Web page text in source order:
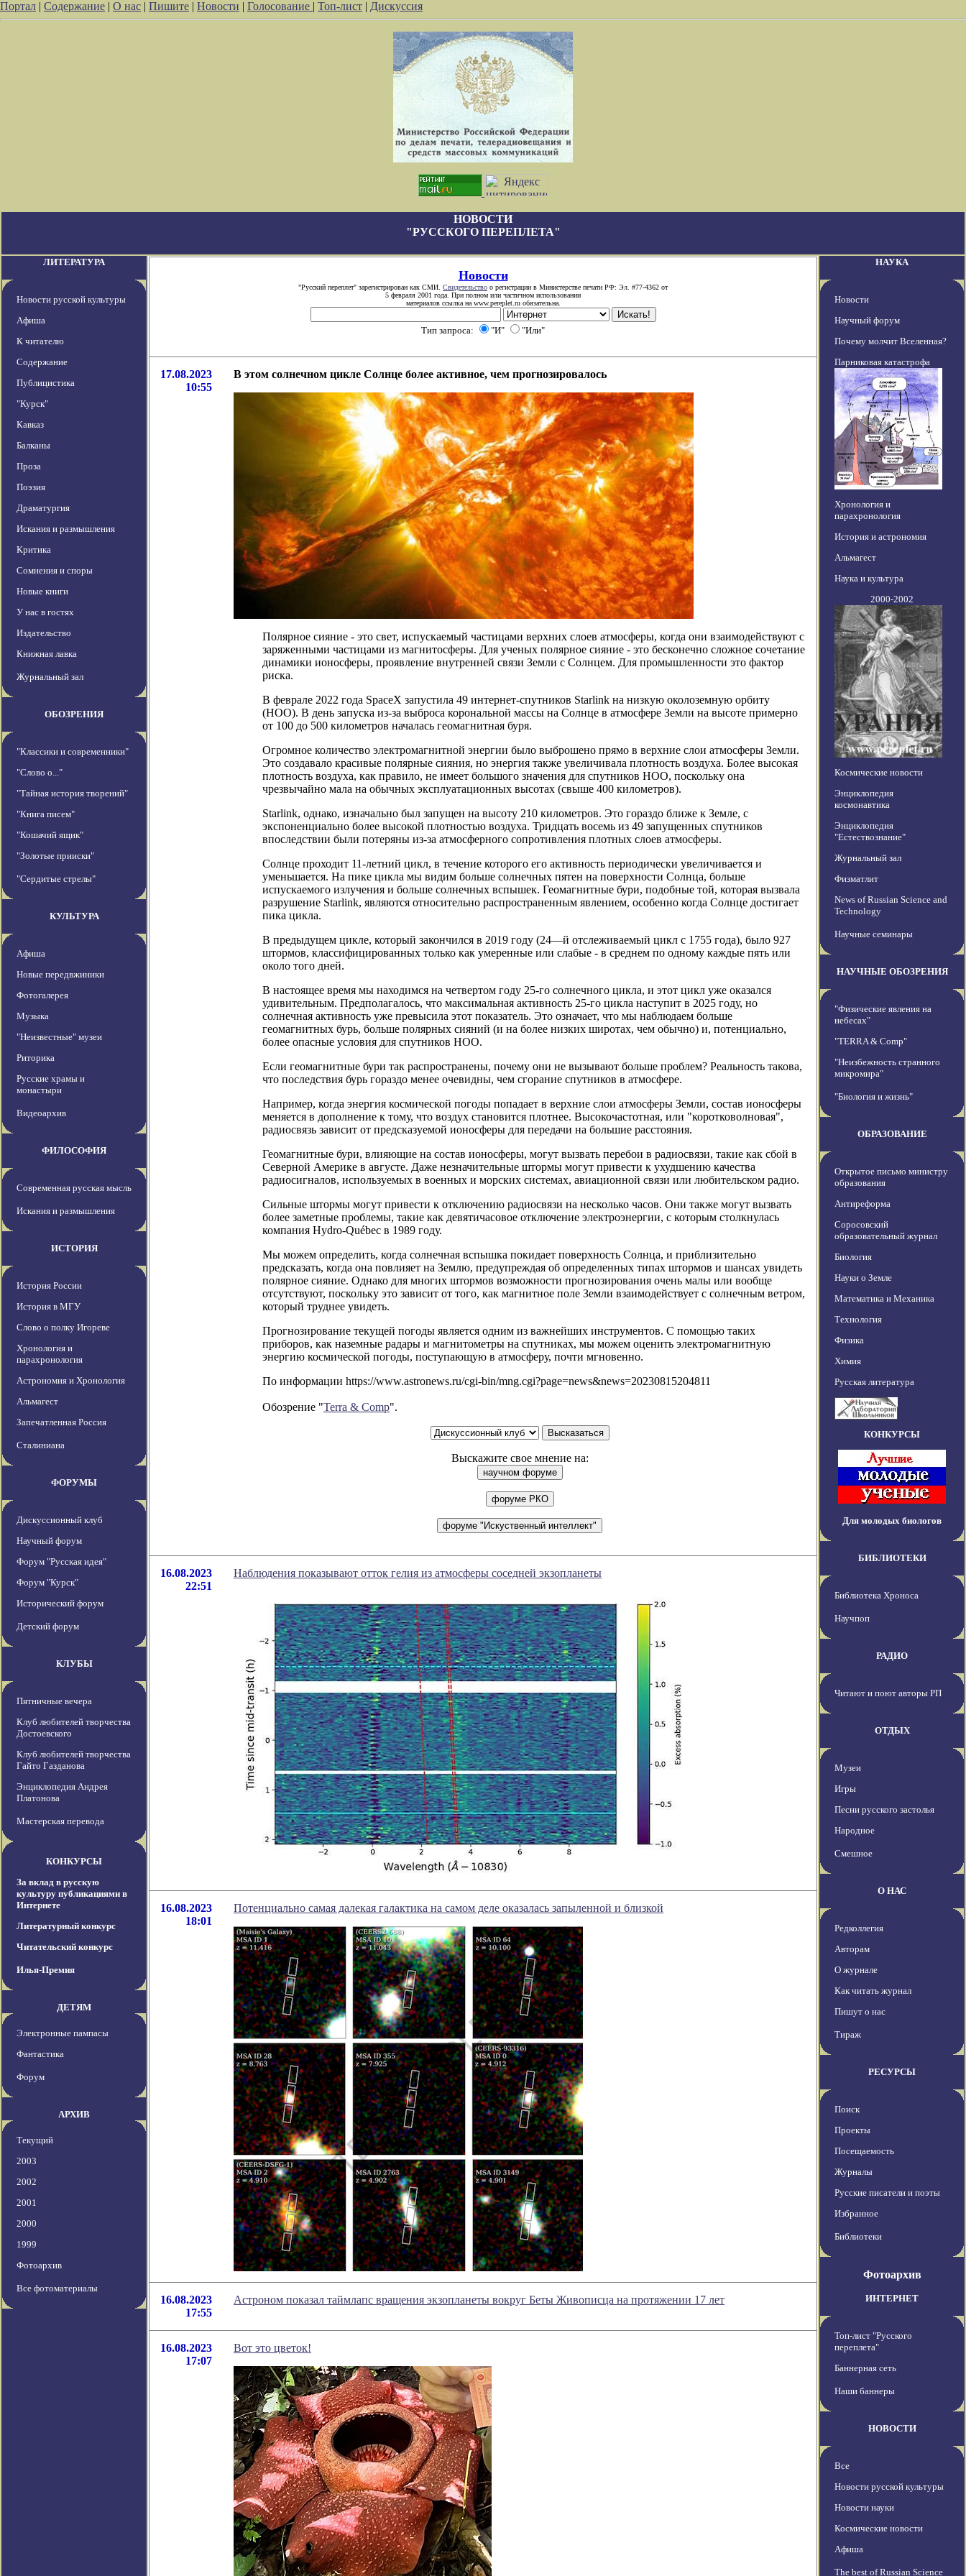
Портал | Содержание | О нас | Пишите | Новости | Голосование | Топ-лист | Дискуссия
НОВОСТИ
"РУССКОГО ПЕРЕПЛЕТА"
ЛИТЕРАТУРА
Новости русской культуры
Афиша
К читателю
Содержание
Публицистика
"Курск"
Кавказ
Балканы
Проза
Поэзия
Драматургия
Искания и размышления
Критика
Сомнения и споры
Новые книги
У нас в гостях
Издательство
Книжная лавка
Журнальный зал
ОБОЗРЕНИЯ
"Классики и современники"
"Слово о..."
"Тайная история творений"
"Книга писем"
"Кошачий ящик"
"Золотые прииски"
"Сердитые стрелы"
КУЛЬТУРА
Афиша
Новые передвжиники
Фотогалерея
Музыка
"Неизвестные" музеи
Риторика
Русские храмы и
монастыри
Видеоархив
ФИЛОСОФИЯ
Современная русская мысль
Искания и размышления
ИСТОРИЯ
История России
История в МГУ
Слово о полку Игореве
Хронология и
парахронология
Астрономия и Хронология
Альмагест
Запечатленная Россия
Сталиниана
ФОРУМЫ
Дискуссионный клуб
Научный форум
Форум "Русская идея"
Форум "Курск"
Исторический форум
Детский форум
КЛУБЫ
Пятничные вечера
Клуб любителей творчества
Достоевского
Клуб любителей творчества
Гайто Газданова
Энциклопедия Андрея
Платонова
Мастерская перевода
КОНКУРСЫ
За вклад в русскую
культуру публикациями в
Интернете
Литературный конкурс
Читательский конкурс
Илья-Премия
ДЕТЯМ
Электронные пампасы
Фантастика
Форум
АРХИВ
Текущий
2003
2002
2001
2000
1999
Фотоархив
Все фотоматериалы
Новости
"Русский переплет" зарегистрирован как СМИ. Свидетельство о регистрации в Министерстве печати РФ: Эл. #77-4362 от
5 февраля 2001 года. При полном или частичном использовании
материалов ссылка на www.pereplet.ru обязательна.
Тип запроса: "И" "Или"
17.08.2023
10:55
В этом солнечном цикле Солнце более активное, чем прогнозировалось
Полярное сияние - это свет, испускаемый частицами верхних слоев атмосферы, когда они взаимодействуют с
заряженными частицами из магнитосферы. Для ученых полярное сияние - это бесконечно сложное сочетание
динамики ионосферы, проявление внутренней связи Земли с Солнцем. Для промышленности это фактор
риска.
В феврале 2022 года SpaceX запустила 49 интернет-спутников Starlink на низкую околоземную орбиту
(НОО). В день запуска из-за выброса корональной массы на Солнце в атмосфере Земли на высоте примерно
от 100 до 500 километров началась геомагнитная буря.
Огромное количество электромагнитной энергии было выброшено прямо в верхние слои атмосферы Земли.
Это создавало красивые полярные сияния, но энергия также увеличивала плотность воздуха. Более высокая
плотность воздуха, как правило, не имеет большого значения для спутников НОО, поскольку она
чрезвычайно мала на обычных эксплуатационных высотах (свыше 400 километров).
Starlink, однако, изначально был запущен на высоту 210 километров. Это гораздо ближе к Земле, с
экспоненциально более высокой плотностью воздуха. Тридцать восемь из 49 запущенных спутников
впоследствии были потеряны из-за атмосферного сопротивления плотных слоев атмосферы.
Солнце проходит 11-летний цикл, в течение которого его активность периодически увеличивается и
уменьшается. На пике цикла мы видим больше солнечных пятен на поверхности Солнца, больше
испускаемого излучения и больше солнечных вспышек. Геомагнитные бури, подобные той, которая вызвала
разрушение Starlink, являются относительно распространенным явлением, особенно когда Солнце достигает
пика цикла.
В предыдущем цикле, который закончился в 2019 году (24—й отслеживаемый цикл с 1755 года), было 927
штормов, классифицированных только как умеренные или слабые - в среднем по одному каждые пять или
около того дней.
В настоящее время мы находимся на четвертом году 25-го солнечного цикла, и этот цикл уже оказался
удивительным. Предполагалось, что максимальная активность 25-го цикла наступит в 2025 году, но
солнечная активность уже превысила этот показатель. Это означает, что мы наблюдаем больше
геомагнитных бурь, больше полярных сияний (и на более низких широтах, чем обычно) и, потенциально,
более опасные условия для спутников НОО.
Если геомагнитные бури так распространены, почему они не вызывают больше проблем? Реальность такова,
что последствия бурь гораздо менее очевидны, чем сгорание спутников в атмосфере.
Например, когда энергия космической погоды попадает в верхние слои атмосферы Земли, состав ионосферы
меняется в дополнение к тому, что воздух становится плотнее. Высокочастотная, или "коротковолновая",
радиосвязь зависит от предсказуемой ионосферы для передачи на большие расстояния.
Геомагнитные бури, влияющие на состав ионосферы, могут вызвать перебои в радиосвязи, такие как сбой в
Северной Америке в августе. Даже незначительные штормы могут привести к ухудшению качества
радиосигналов, используемых в военных и морских системах, авиационной связи или любительском радио.
Сильные штормы могут привести к отключению радиосвязи на несколько часов. Они также могут вызвать
более заметные проблемы, такие как девятичасовое отключение электроэнергии, с которым столкнулась
компания Hydro-Québec в 1989 году.
Мы можем определить, когда солнечная вспышка покидает поверхность Солнца, и приблизительно
предсказать, когда она повлияет на Землю, предупреждая об определенных типах штормов и шансах увидеть
полярное сияние. Однако для многих штормов возможности прогнозирования очень малы или вообще
отсутствуют, поскольку это зависит от того, как магнитное поле Земли взаимодействует с солнечным ветром,
который труднее увидеть.
Прогнозирование текущей погоды является одним из важнейших инструментов. С помощью таких
приборов, как наземные радары и магнитометры на спутниках, мы можем оценить электромагнитную
энергию космической погоды, поступающую в атмосферу, почти мгновенно.
По информации https://www.astronews.ru/cgi-bin/mng.cgi?page=news&news=20230815204811
Обозрение "Terra & Comp".
Выскажите свое мнение на:
16.08.2023
22:51
Наблюдения показывают отток гелия из атмосферы соседней экзопланеты
16.08.2023
18:01
Потенциально самая далекая галактика на самом деле оказалась запыленной и близкой
16.08.2023
17:55
Астроном показал таймлапс вращения экзопланеты вокруг Беты Живописца на протяжении 17 лет
16.08.2023
17:07
Вот это цветок!
НАУКА
Новости
Научный форум
Почему молчит Вселенная?
Парниковая катастрофа
Хронология и
парахронология
История и астрономия
Альмагест
Наука и культура
2000-2002
Космические новости
Энциклопедия
космонавтика
Энциклопедия
"Естествознание"
Журнальный зал
Физматлит
News of Russian Science and
Technology
Научные семинары
НАУЧНЫЕ ОБОЗРЕНИЯ
"Физические явления на
небесах"
"TERRA & Comp"
"Неизбежность странного
микромира"
"Биология и жизнь"
ОБРАЗОВАНИЕ
Открытое письмо министру
образования
Антиреформа
Соросовский
образовательный журнал
Биология
Науки о Земле
Математика и Механика
Технология
Физика
Химия
Русская литература
КОНКУРСЫ
Для молодых биологов
БИБЛИОТЕКИ
Библиотека Хроноса
Научпоп
РАДИО
Читают и поют авторы РП
ОТДЫХ
Музеи
Игры
Песни русского застолья
Народное
Смешное
О НАС
Редколлегия
Авторам
О журнале
Как читать журнал
Пишут о нас
Тираж
РЕСУРСЫ
Поиск
Проекты
Посещаемость
Журналы
Русские писатели и поэты
Избранное
Библиотеки
Фотоархив
ИНТЕРНЕТ
Топ-лист "Русского
переплета"
Баннерная сеть
Наши баннеры
НОВОСТИ
Все
Новости русской культуры
Новости науки
Космические новости
Афиша
The best of Russian Science